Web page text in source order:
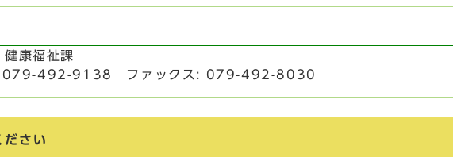
康福祉課
)079-492-9138 ファックス: 079-492-8030
ださい